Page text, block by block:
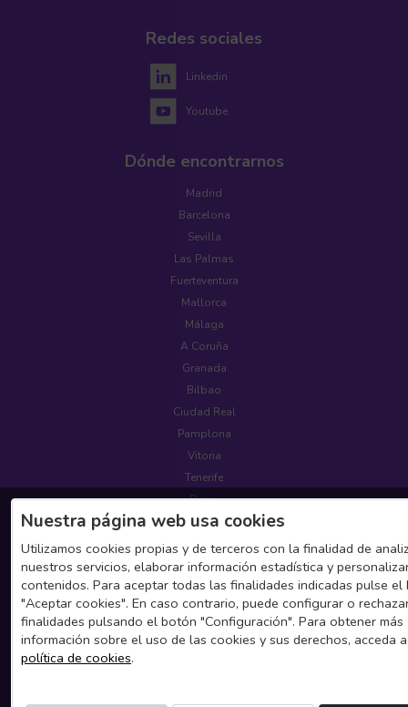
Nuestra página web usa cookies
Utilizamos cookies propias y de terceros con la finalidad de
nuestros servicios, elaborar información estadística y
contenidos. Para aceptar todas las finalidades indicadas pulse
"Aceptar cookies". En caso contrario, puede configurar o
finalidades pulsando el botón "Configuración". Para obtener más
información sobre el uso de las cookies y sus derechos, acceda
política de cookies.
Redes sociales
Linkedin
Youtube
Dónde encontrarnos
Madrid
Barcelona
Sevilla
Las Palmas
Fuerteventura
Mallorca
Málaga
A Coruña
Granada
Bilbao
Ciudad Real
Pamplona
Vitoria
Tenerife
Denia
Alicante
Benidorm
Zaragoza
Atención al Cliente
Teléfono: +34 918 104 357